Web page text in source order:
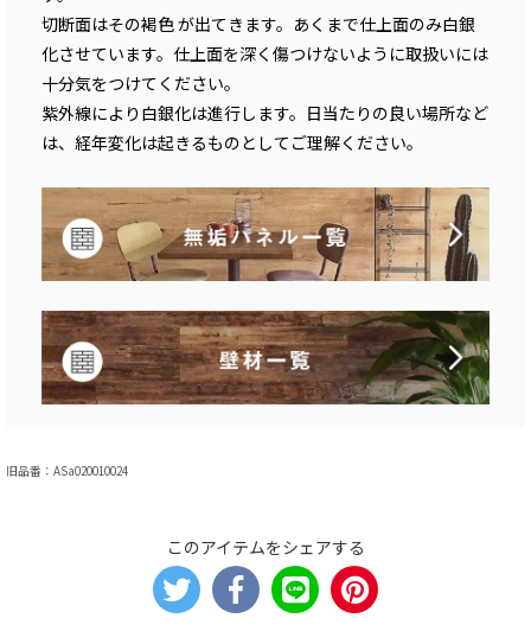
切断面はその褐色 が出てきます。あくまで仕上面のみ白銀
化させています。仕上面を深く傷つけないように取扱いには
十分気をつけてください。
紫外線により白銀化は進行します。日当たりの良い場所など
は、経年変化は起きるものとしてご理解ください。
旧品番：ASa020010024
このアイテムをシェアする